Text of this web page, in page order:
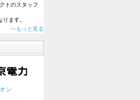
トのスタッフ
ます。
>>もっと見る
ン